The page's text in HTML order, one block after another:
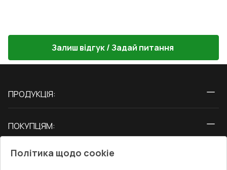
Залиш відгук / Задай питання
ПРОДУКЦІЯ:
Двері
ПОКУПЦЯМ:
СЕРВІС ТА ОБЛУГОВУВАННЯ:
Політика щодо cookie